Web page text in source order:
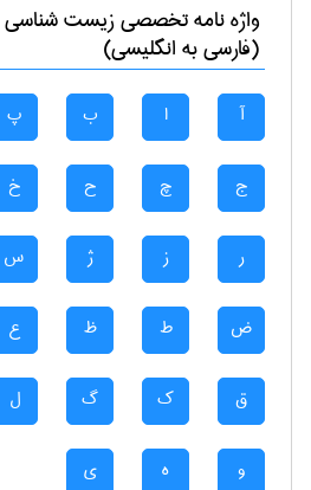
واژه نامه تخصصیزيست شناسی
(فارسی به انگلیسی)
آ ا ب پ
ج چ ح خ
ر ز ژ س
ض ط ظ ع
ق ک گ ل
و ه ی